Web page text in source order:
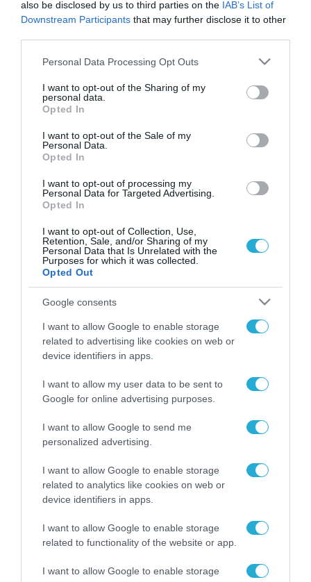
also be disclosed by us to third parties on the IAB’s List of
Downstream Participants that may further disclose it to other
Please note that this website/app uses one or more Google
not limited to your visit or usage behaviour. You may click to
grant or deny consent to Google and its third-party tags to
use your data for below specified purposes in below Google
consent section.
Personal Data Processing Opt Outs
I want to opt-out of the Sharing of my
personal data.
Opted In
I want to opt-out of the Sale of my
Personal Data.
Opted In
I want to opt-out of processing my
Personal Data for Targeted Advertising.
Opted In
I want to opt-out of Collection, Use,
Retention, Sale, and/or Sharing of my
Personal Data that Is Unrelated with the
Purposes for which it was collected.
Opted Out
Google consents
I want to allow Google to enable storage
related to advertising like cookies on web or
device identifiers in apps.
I want to allow my user data to be sent to
Google for online advertising purposes.
I want to allow Google to send me
personalized advertising.
I want to allow Google to enable storage
related to analytics like cookies on web or
device identifiers in apps.
I want to allow Google to enable storage
related to functionality of the website or app.
I want to allow Google to enable storage
ΡΟΗ ΕΙΔΗΣΕΩΝ
Το χρηματοδοτούμενο
από την ΕΕ έργο “The
Gaming Police”
ενισχύει την ασφάλεια
των παιδιών στο
διαδίκτυο
ΑΑΔΕ: Διευκρινίσεις
παραβάσεις που
αφορούν τους ΦΗΜ
31.07.2026
Σ. Καλαφάτης: «Η
Τεχνητή Νοημοσύνη
δεν είναι απλώς μια
νέα τεχνολογία, είναι
μια νέα βιομηχανική
επανάσταση»
31.07.2026
για τη χρηματοδότηση